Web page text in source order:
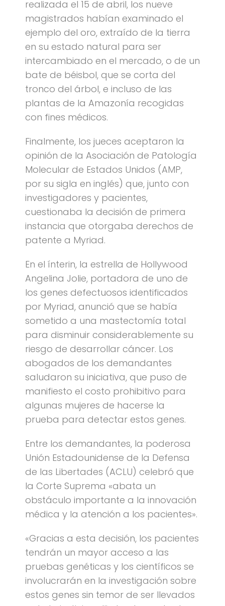
realizada el 15 de abril, los nueve
magistrados habían examinado el
ejemplo del oro, extraído de la tierra
en su estado natural para ser
intercambiado en el mercado, o de un
bate de béisbol, que se corta del
tronco del árbol, e incluso de las
plantas de la Amazonía recogidas
con fines médicos.
Finalmente, los jueces aceptaron la
opinión de la Asociación de Patología
Molecular de Estados Unidos (AMP,
por su sigla en inglés) que, junto con
investigadores y pacientes,
cuestionaba la decisión de primera
instancia que otorgaba derechos de
patente a Myriad.
En el ínterin, la estrella de Hollywood
Angelina Jolie, portadora de uno de
los genes defectuosos identificados
por Myriad, anunció que se había
sometido a una mastectomía total
para disminuir considerablemente su
riesgo de desarrollar cáncer. Los
abogados de los demandantes
saludaron su iniciativa, que puso de
manifiesto el costo prohibitivo para
algunas mujeres de hacerse la
prueba para detectar estos genes.
Entre los demandantes, la poderosa
Unión Estadounidense de la Defensa
de las Libertades (ACLU) celebró que
la Corte Suprema «abata un
obstáculo importante a la innovación
médica y la atención a los pacientes».
«Gracias a esta decisión, los pacientes
tendrán un mayor acceso a las
pruebas genéticas y los científicos se
involucrarán en la investigación sobre
estos genes sin temor de ser llevados